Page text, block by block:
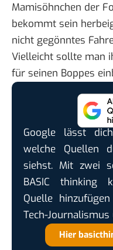
Mamisöhnchen der
bekommt sein
nicht gegönntes
Vielleicht sollte man
für seinen Boppes
Google lässt
welche Quellen
siehst. Mit zwei
BASIC thinking
Quelle
Tech-
Hier